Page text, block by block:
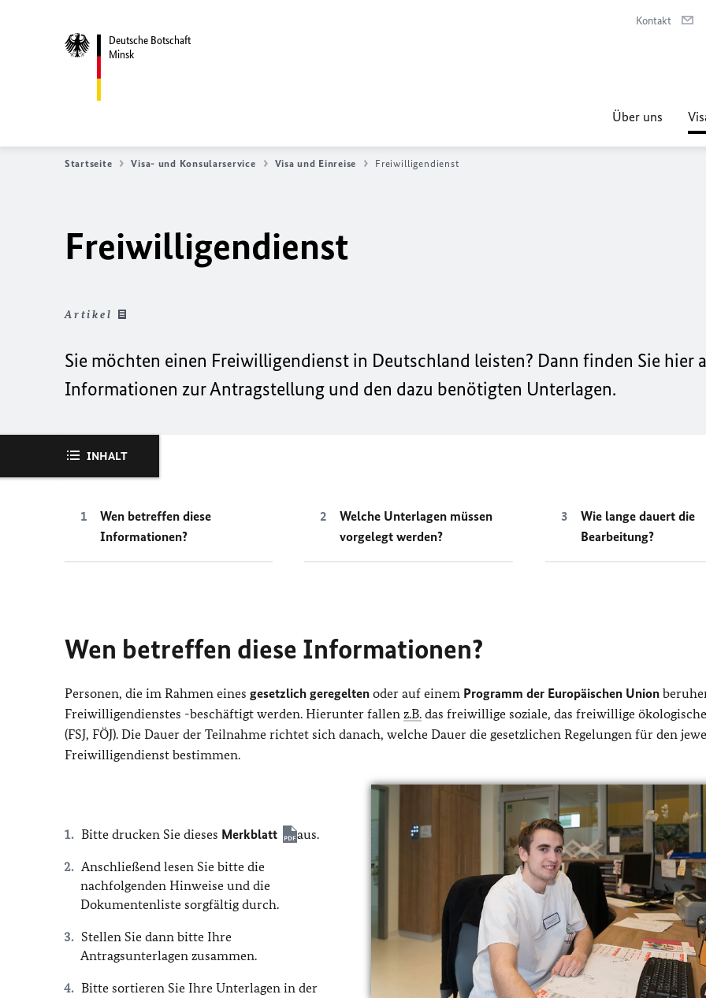
Deutsche Botschaft
Minsk
Kontakt
Über uns
Startseite Visa- und Konsularservice Visa und Einreise Freiwilligendienst
Freiwilligendienst
Artikel
Sie möchten einen Freiwilligendienst in Deutschland leisten? Dann finden Sie hier
Informationen zur Antragstellung und den dazu benötigten Unterlagen.
INHALT
Wen betreffen diese
Informationen?
Welche Unterlagen müssen
vorgelegt werden?
Wie lange dauert die
Bearbeitung?
Wen betreffen diese Informationen?
Personen, die im Rahmen eines gesetzlich geregelten oder auf einem Programm der Europäischen Union
Freiwilligendienstes -beschäftigt werden. Hierunter fallen z.B. das freiwillige soziale, das freiwillige
(FSJ, FÖJ). Die Dauer der Teilnahme richtet sich danach, welche Dauer die gesetzlichen Regelungen für den
Freiwilligendienst bestimmen.
Bitte drucken Sie dieses Merkblatt aus.
Anschließend lesen Sie bitte die
nachfolgenden Hinweise und die
Dokumentenliste sorgfältig durch.
Stellen Sie dann bitte Ihre
Antragsunterlagen zusammen.
Bitte sortieren Sie Ihre Unterlagen in der